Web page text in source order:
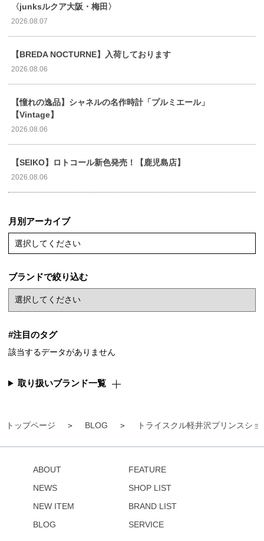
トップページ BLOG トライスクル軽井沢プリンスシ
〈junksルクア大阪・梅田〉
2026.08.07
【BREDA NOCTURNE】入荷しております
2026.08.06
【憧れの逸品】シャネルの名作時計「プルミエール」
【Vintage】
2026.08.06
【SEIKO】ロトコール新色発売！【鹿児島店】
2026.08.06
月別アーカイブ
選択してください
ブランドで絞り込む
#注目のタグ
該当するデータがありません
取り扱いブランド一覧
ABOUT
NEWS
NEW ITEM
BLOG
FEATURE
SHOP LIST
BRAND LIST
SERVICE